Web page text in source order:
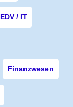
EDV / IT
Finanzwesen